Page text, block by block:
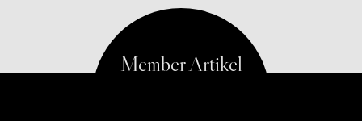
Entertainment-Biz entlehnt werden. Wie etwa…